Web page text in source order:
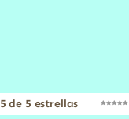
5 de 5 estrellas